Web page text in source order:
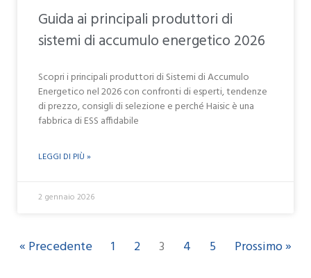
Guida ai principali produttori di
sistemi di accumulo energetico 2026
Scopri i principali produttori di Sistemi di Accumulo
Energetico nel 2026 con confronti di esperti, tendenze
di prezzo, consigli di selezione e perché Haisic è una
fabbrica di ESS affidabile
LEGGI DI PIÙ »
2 gennaio 2026
« Precedente 1 2 3 4 5 Prossimo »